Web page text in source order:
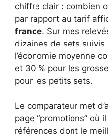
chiffre clair : combien
par rapport au tarif
france. Sur mes
dizaines de sets suivis
l’économie moyenne
et 30 % pour les
pour les petits sets.
Le comparateur met
page “promotions” où
références dont le